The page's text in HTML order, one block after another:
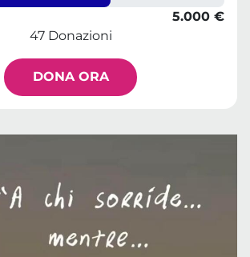
5.000 €
47 Donazioni
DONA ORA